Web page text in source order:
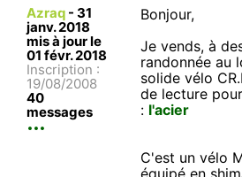
Azraq - 31
janv. 2018
mis à jour le
01 févr. 2018
Inscription :
19/08/2008
40
messages
Bonjour,
Je vends, à
randonnée au
solide vélo
de lecture
: l'acier
C'est un vélo
équipé en